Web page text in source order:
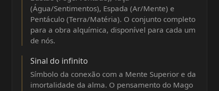
(Água/Sentimentos), Espada (Ar/Mente) e
Pentáculo (Terra/Matéria). O conjunto completo
para a obra alquímica, disponível para cada um
de nós.
Sinal do infinito
Símbolo da conexão com a Mente Superior e da
imortalidade da alma. O pensamento do Mago